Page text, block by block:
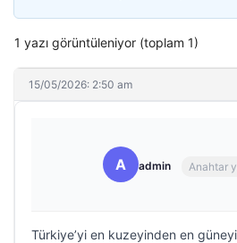
1 yazı görüntüleniyor (toplam 1)
15/05/2026: 2:50 am
A admin Anahtar
Türkiye’yi en kuzeyinden en